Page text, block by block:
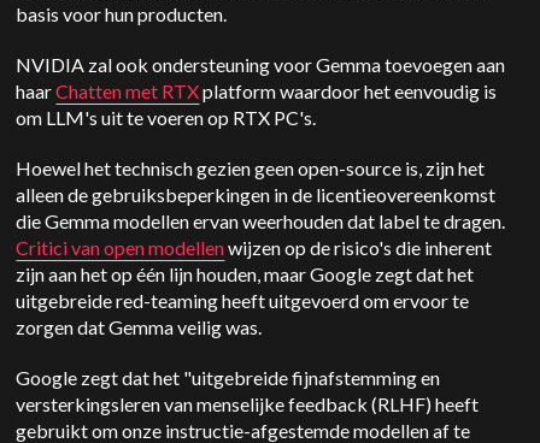
basis voor hun producten.
NVIDIA zal ook ondersteuning voor Gemma toevoegen aan
haarChatten met RTXplatform waardoor het eenvoudig is
om LLM's uit te voeren op RTX PC's.
Hoewel het technisch gezien geen open-source is, zijn het
alleen de gebruiksbeperkingen in de licentieovereenkomst
die Gemma modellen ervan weerhouden dat label te dragen.
Critici van open modellenwijzen op de risico's die inherent
zijn aan het op één lijn houden, maar Google zegt dat het
uitgebreide red-teaming heeft uitgevoerd om ervoor te
zorgen dat Gemma veilig was.
Google zegt dat het "uitgebreide fijnafstemming en
versterkingsleren van menselijke feedback (RLHF) heeft
gebruikt om onze instructie-afgestemde modellen af te